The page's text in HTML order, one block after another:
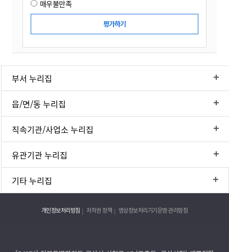
매우불만족
부서 누리집
읍/면/동 누리집
직속기관/사업소 누리집
유관기관 누리집
기타 누리집
개인정보처리방침 저작권 정책 영상정보처리기기운영·관리방침